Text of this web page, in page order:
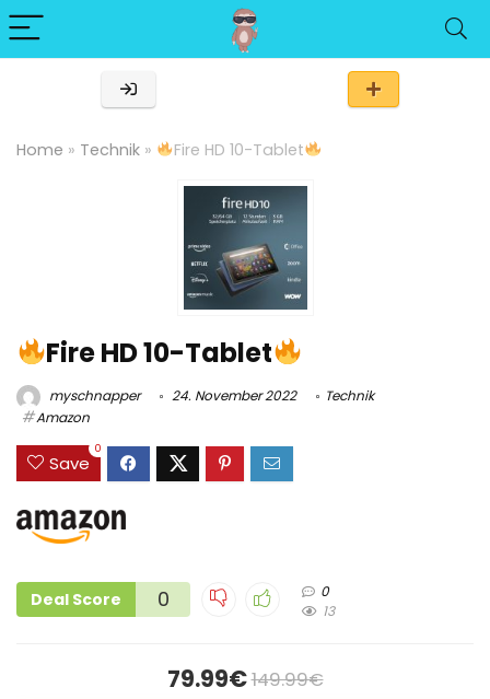
Home » Technik » Fire HD 10-Tablet
Fire HD 10-Tablet
myschnapper 24. November 2022
Technik
Amazon
Save
0
Deal Score 0
0
13
79.99€149.99€